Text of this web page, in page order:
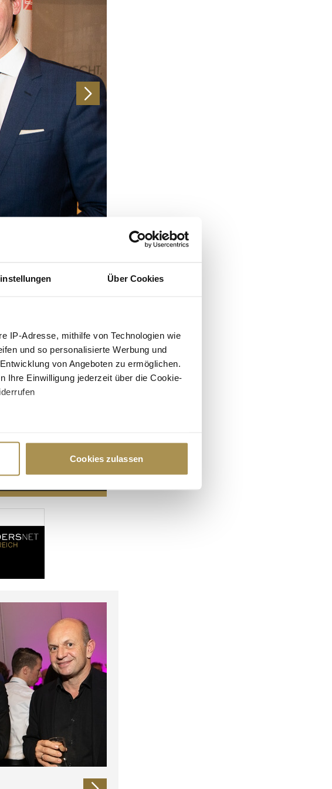
Über Cookies
IP-Adresse, mithilfe von Technologien wie
und so personalisierte Werbung und
von Angeboten zu ermöglichen.
Ihre Einwilligung jederzeit über die Cookie-
legen Sie Ihre Präferenzen im
für soziale Medien anbieten zu können
Partner führen diese Informationen
oder die sie im Rahmen Ihrer Nutzung
Cookies zulassen